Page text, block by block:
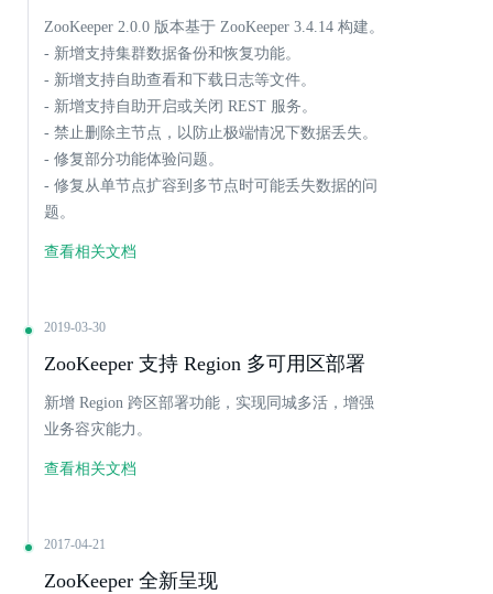
ZooKeeper 2.0.0 版本基于 ZooKeeper 3.4.14 构建。
- 新增支持集群数据备份和恢复功能。
- 新增支持自助查看和下载日志等文件。
- 新增支持自助开启或关闭 REST 服务。
- 禁止删除主节点，以防止极端情况下数据丢失。
- 修复部分功能体验问题。
- 修复从单节点扩容到多节点时可能丢失数据的问
题。
查看相关文档
2019-03-30
ZooKeeper 支持 Region 多可用区部署
新增 Region 跨区部署功能，实现同城多活，增强
业务容灾能力。
查看相关文档
2017-04-21
ZooKeeper 全新呈现